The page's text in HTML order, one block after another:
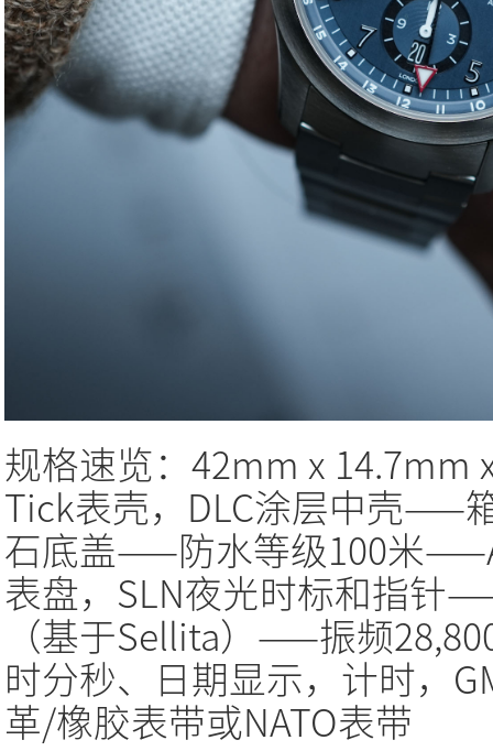
规格速览：42mm x
Tick表壳，DLC涂层中壳——
石底盖——防水等级100米
表盘，SLN夜光时标和指针
（基于Sellita）——振频
时分秒、日期显示，计时，
革/橡胶表带或NATO表带